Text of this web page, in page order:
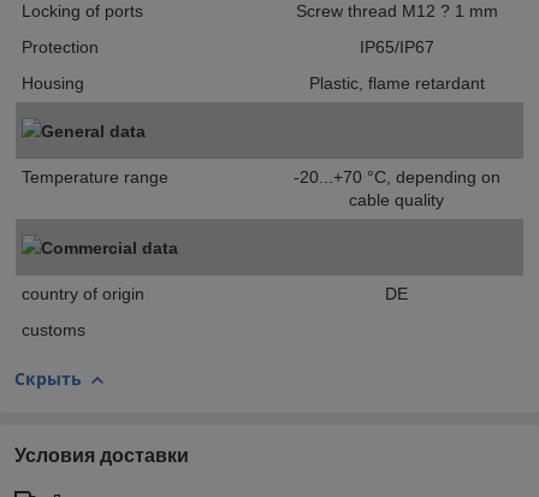
Locking of ports
Screw thread M12 ? 1 mm
Protection
IP65/IP67
Housing
Plastic, flame retardant
General data
Temperature range
-20...+70 °C, depending on
cable quality
Commercial data
country of origin
DE
customs
Скрыть
Условия доставки